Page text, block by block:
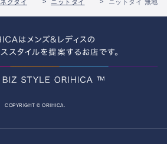
ネクタイ ニットタイ ニットタイ 無地
COPYRIGHT © ORIHICA.